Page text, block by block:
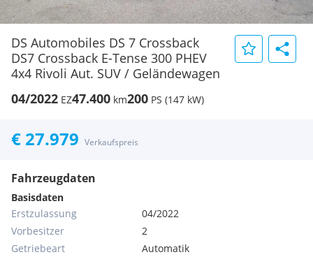
DS Automobiles DS 7 Crossback
DS7 Crossback E-Tense 300 PHEV
4x4 Rivoli Aut. SUV / Geländewagen
04/2022 EZ47.400 km200 PS (147 kW)
€ 27.979 Verkaufspreis
Fahrzeugdaten
Basisdaten
Erstzulassung
04/2022
Vorbesitzer
2
Getriebeart
Automatik